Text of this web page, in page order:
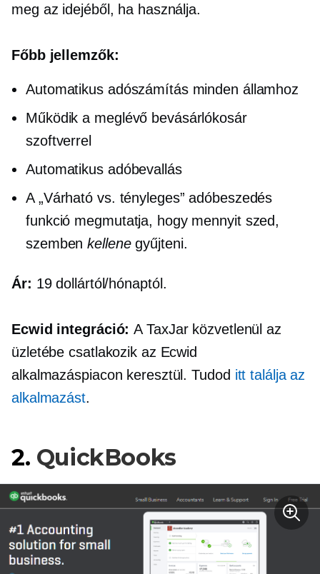
meg az idejéből, ha használja.
Főbb jellemzők:
Automatikus adószámítás minden államhoz
Működik a meglévő bevásárlókosár
szoftverrel
Automatikus adóbevallás
A „Várható vs. tényleges” adóbeszedés
funkció megmutatja, hogy mennyit szed,
szembenkellenegyűjteni.
Ár: 19 dollártól/hónaptól.
Ecwid integráció:A TaxJar közvetlenül az
üzletébe csatlakozik az Ecwid
alkalmazáspiacon keresztül. Tudod itt találja az
alkalmazást.
2. QuickBooks